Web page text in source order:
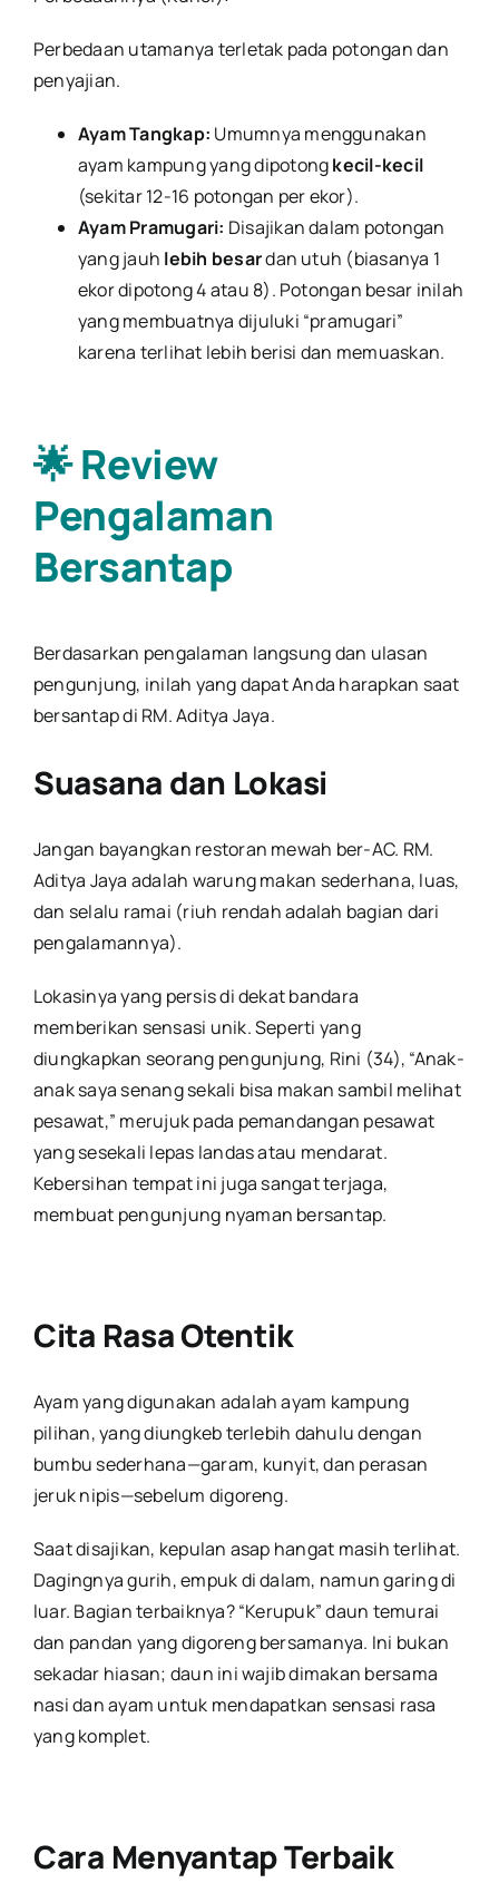
Perbedaan utamanya terletak pada potongan dan
penyajian.
Ayam Tangkap: Umumnya menggunakan
ayam kampung yang dipotongkecil-kecil
(sekitar 12-16 potongan per ekor).
Ayam Pramugari: Disajikan dalam potongan
yang jauh lebih besardan utuh (biasanya 1
ekor dipotong 4 atau 8). Potongan besar inilah
yang membuatnya dijuluki “pramugari”
karena terlihat lebih berisi dan memuaskan.
🌟 Review
Pengalaman
Bersantap
Berdasarkan pengalaman langsung dan ulasan
pengunjung, inilah yang dapat Anda harapkan saat
bersantap di RM. Aditya Jaya.
Suasana dan Lokasi
Jangan bayangkan restoran mewah ber-AC. RM.
Aditya Jaya adalah warung makan sederhana, luas,
dan selalu ramai (riuh rendah adalah bagian dari
pengalamannya).
Lokasinya yang persis di dekat bandara
memberikan sensasi unik. Seperti yang
diungkapkan seorang pengunjung, Rini (34), “Anak-
anak saya senang sekali bisa makan sambil melihat
pesawat,” merujuk pada pemandangan pesawat
yang sesekali lepas landas atau mendarat.
Kebersihan tempat ini juga sangat terjaga,
membuat pengunjung nyaman bersantap.
Cita Rasa Otentik
Ayam yang digunakan adalah ayam kampung
pilihan, yang diungkeb terlebih dahulu dengan
bumbu sederhana—garam, kunyit, dan perasan
jeruk nipis—sebelum digoreng.
Saat disajikan, kepulan asap hangat masih terlihat.
Dagingnya gurih, empuk di dalam, namun garing di
luar. Bagian terbaiknya? “Kerupuk” daun temurai
dan pandan yang digoreng bersamanya. Ini bukan
sekadar hiasan; daun ini wajib dimakan bersama
nasi dan ayam untuk mendapatkan sensasi rasa
yang komplet.
Cara Menyantap Terbaik